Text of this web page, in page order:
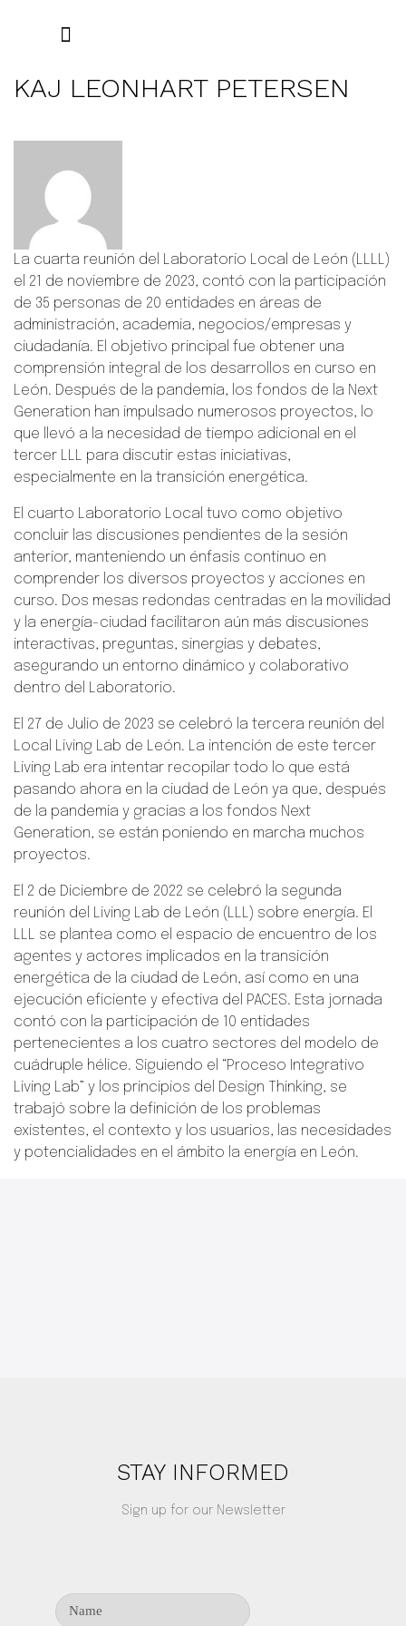
KAJ LEONHART PETERSEN
La cuarta reunión del Laboratorio Local de León (LLLL)
el 21 de noviembre de 2023, contó con la participación
de 35 personas de 20 entidades en áreas de
administración, academia, negocios/empresas y
ciudadanía. El objetivo principal fue obtener una
comprensión integral de los desarrollos en curso en
León. Después de la pandemia, los fondos de la Next
Generation han impulsado numerosos proyectos, lo
que llevó a la necesidad de tiempo adicional en el
tercer LLL para discutir estas iniciativas,
especialmente en la transición energética.
El cuarto Laboratorio Local tuvo como objetivo
concluir las discusiones pendientes de la sesión
anterior, manteniendo un énfasis continuo en
comprender los diversos proyectos y acciones en
curso. Dos mesas redondas centradas en la movilidad
y la energía-ciudad facilitaron aún más discusiones
interactivas, preguntas, sinergias y debates,
asegurando un entorno dinámico y colaborativo
dentro del Laboratorio.
El 27 de Julio de 2023 se celebró la tercera reunión del
Local Living Lab de León. La intención de este tercer
Living Lab era intentar recopilar todo lo que está
pasando ahora en la ciudad de León ya que, después
de la pandemia y gracias a los fondos Next
Generation, se están poniendo en marcha muchos
proyectos.
El 2 de Diciembre de 2022 se celebró la segunda
reunión del Living Lab de León (LLL) sobre energía. El
LLL se plantea como el espacio de encuentro de los
agentes y actores implicados en la transición
energética de la ciudad de León, así como en una
ejecución eficiente y efectiva del PACES. Esta jornada
contó con la participación de 10 entidades
pertenecientes a los cuatro sectores del modelo de
cuádruple hélice. Siguiendo el “Proceso Integrativo
Living Lab” y los principios del Design Thinking, se
trabajó sobre la definición de los problemas
existentes, el contexto y los usuarios, las necesidades
y potencialidades en el ámbito la energía en León.
STAY INFORMED
Sign up for our Newsletter